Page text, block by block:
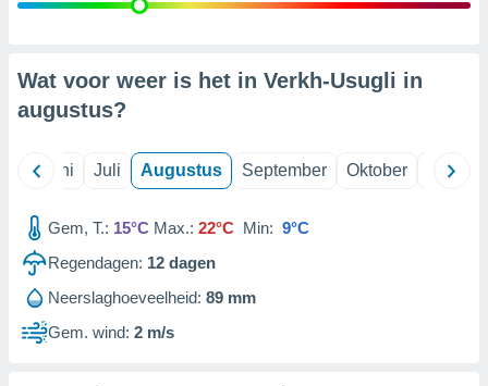
Wat voor weer is het in Verkh-Usugli in
augustus?
Juni Juli Augustus September Oktober
Gem, T.: 15°C Max.: 22°C Min: 9°C
Regendagen: 12 dagen
Neerslaghoeveelheid: 89 mm
Gem. wind: 2 m/s